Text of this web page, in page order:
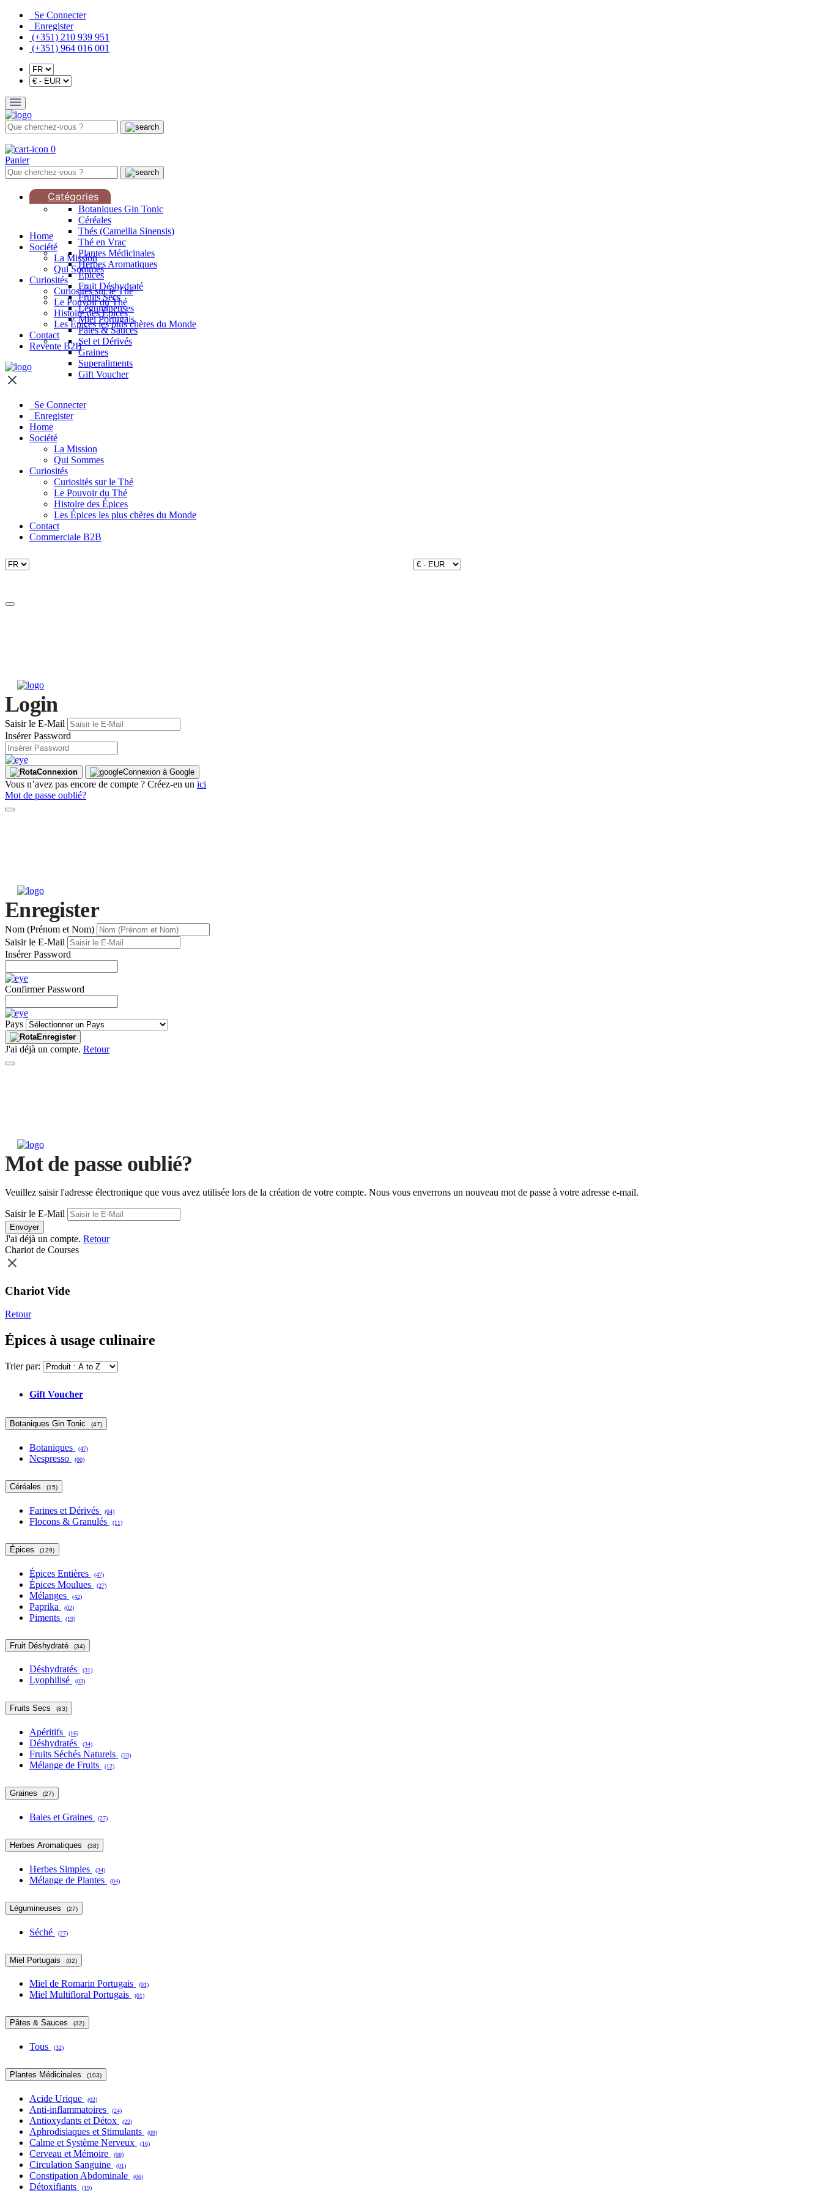
Se Connecter
Enregister
(+351) 210 939 951
(+351) 964 016 001
0
Panier
Catégories
Botaniques Gin Tonic
Céréales
Thés (Camellia Sinensis)
Thé en Vrac
Plantes Médicinales
Herbes Aromatiques
Épices
Fruit Déshydraté
Fruits Secs
Légumineuses
Miel Portugais
Pâtes & Sauces
Sel et Dérivés
Graines
Superaliments
Gift Voucher
Home
Société
La Mission
Qui Sommes
Curiosités
Curiosités sur le Thé
Le Pouvoir du Thé
Histoire des Épices
Les Épices les plus chères du Monde
Contact
Revente B2B
Se Connecter
Enregister
Home
Société
La Mission
Qui Sommes
Curiosités
Curiosités sur le Thé
Le Pouvoir du Thé
Histoire des Épices
Les Épices les plus chères du Monde
Contact
Commerciale B2B
Login
Saisir le E-Mail
Insérer Password
Connexion Connexion à Google
Vous n’avez pas encore de compte ? Créez-en un ici
Mot de passe oublié?
Enregister
Nom (Prénom et Nom)
Saisir le E-Mail
Insérer Password
Confirmer Password
Pays
Enregister
J'ai déjà un compte. Retour
Mot de passe oublié?
Veuillez saisir l'adresse électronique que vous avez utilisée lors de la création de votre compte. Nous vous enverrons un nouveau mot de passe à votre adresse e-mail.
Saisir le E-Mail
Envoyer
J'ai déjà un compte. Retour
Chariot de Courses
Chariot Vide
Retour
Épices à usage culinaire
Trier par:
Gift Voucher
Botaniques Gin Tonic (47)
Botaniques (47)
Nespresso (00)
Céréales (15)
Farines et Dérivés (04)
Flocons & Granulés (11)
Épices (129)
Épices Entières (47)
Épices Moulues (27)
Mélanges (42)
Paprika (02)
Piments (19)
Fruit Déshydraté (34)
Déshydratés (31)
Lyophilisé (03)
Fruits Secs (83)
Apéritifs (16)
Déshydratés (34)
Fruits Séchés Naturels (23)
Mélange de Fruits (12)
Graines (27)
Baies et Graines (27)
Herbes Aromatiques (38)
Herbes Simples (34)
Mélange de Plantes (04)
Légumineuses (27)
Séché (27)
Miel Portugais (02)
Miel de Romarin Portugais (01)
Miel Multifloral Portugais (01)
Pâtes & Sauces (32)
Tous (32)
Plantes Médicinales (103)
Acide Urique (02)
Anti-inflammatoires (24)
Antioxydants et Détox (22)
Aphrodisiaques et Stimulants (09)
Calme et Système Nerveux (16)
Cerveau et Mémoire (08)
Circulation Sanguine (01)
Constipation Abdominale (06)
Détoxifiants (19)